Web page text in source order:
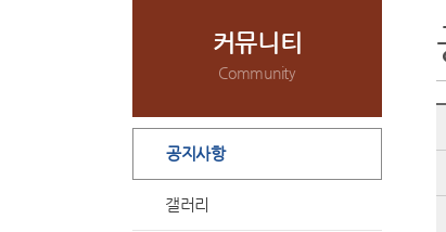
커뮤니티
Community
공지사항
갤러리